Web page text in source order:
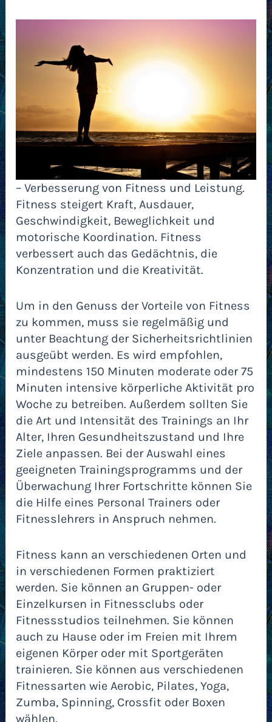
– Verbesserung von Fitness und Leistung.
Fitness steigert Kraft, Ausdauer,
Geschwindigkeit, Beweglichkeit und
motorische Koordination. Fitness
verbessert auch das Gedächtnis, die
Konzentration und die Kreativität.
Um in den Genuss der Vorteile von Fitness
zu kommen, muss sie regelmäßig und
unter Beachtung der Sicherheitsrichtlinien
ausgeübt werden. Es wird empfohlen,
mindestens 150 Minuten moderate oder 75
Minuten intensive körperliche Aktivität pro
Woche zu betreiben. Außerdem sollten Sie
die Art und Intensität des Trainings an Ihr
Alter, Ihren Gesundheitszustand und Ihre
Ziele anpassen. Bei der Auswahl eines
geeigneten Trainingsprogramms und der
Überwachung Ihrer Fortschritte können Sie
die Hilfe eines Personal Trainers oder
Fitnesslehrers in Anspruch nehmen.
Fitness kann an verschiedenen Orten und
in verschiedenen Formen praktiziert
werden. Sie können an Gruppen- oder
Einzelkursen in Fitnessclubs oder
Fitnessstudios teilnehmen. Sie können
auch zu Hause oder im Freien mit Ihrem
eigenen Körper oder mit Sportgeräten
trainieren. Sie können aus verschiedenen
Fitnessarten wie Aerobic, Pilates, Yoga,
Zumba, Spinning, Crossfit oder Boxen
wählen.